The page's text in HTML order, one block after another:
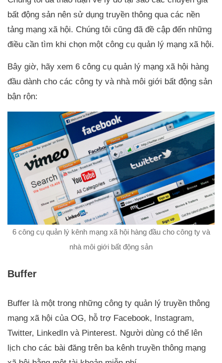
bất động sản nên sử dụng truyền thông qua các nền
tảng mạng xã hội. Chúng tôi cũng đã đề cập đến những
điều cần tìm khi chọn một công cụ quản lý mạng xã hội.
Bây giờ, hãy xem 6 công cụ quản lý mạng xã hội hàng
đầu dành cho các công ty và nhà môi giới bất động sản
bận rộn:
6 công cụ quản lý kênh mạng xã hội hàng đầu cho công ty và
nhà môi giới bất động sản
Buffer
Buffer là một trong những công ty quản lý truyền thông
mạng xã hội của OG, hỗ trợ Facebook, Instagram,
Twitter, LinkedIn và Pinterest. Người dùng có thể lên
lịch cho các bài đăng trên ba kênh truyền thông mạng